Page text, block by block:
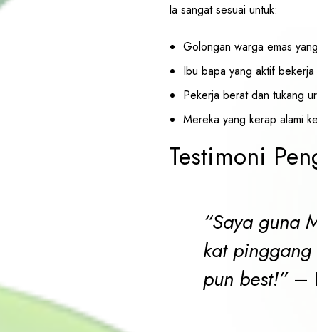
Ia sangat sesuai untuk:
Golongan warga emas
Ibu bapa yang aktif
Pekerja berat dan tukang
Mereka yang kerap alami
Testimoni
“Saya guna
kat
pun best!”–